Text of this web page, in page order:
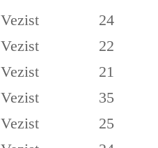
Vezist
24
Vezist
22
Vezist
21
Vezist
35
Vezist
25